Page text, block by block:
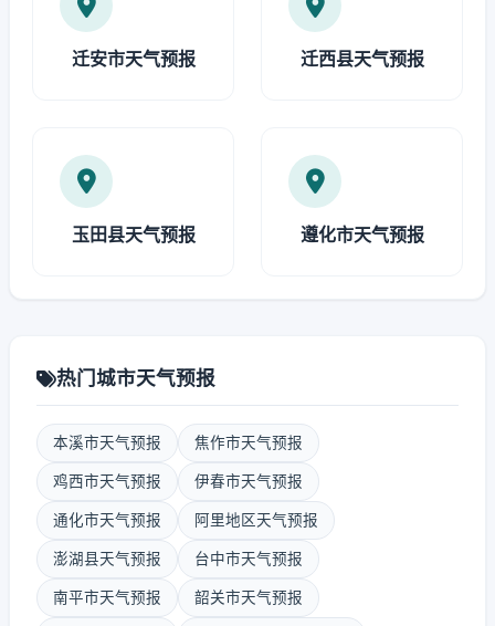
迁安市天气预报 迁西县天气预报
玉田县天气预报 遵化市天气预报
热门城市天气预报
本溪市天气预报 焦作市天气预报
鸡西市天气预报 伊春市天气预报
通化市天气预报 阿里地区天气预报
澎湖县天气预报 台中市天气预报
南平市天气预报 韶关市天气预报